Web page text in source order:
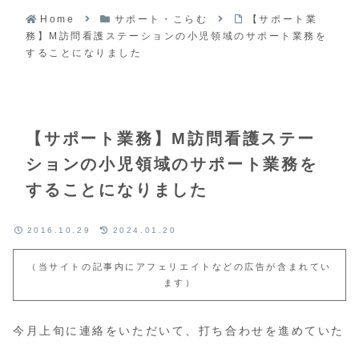
Home サポート・こらむ
【サポート業
務】M訪問看護ステーションの小児領域のサポート業務を
することになりました
【サポート業務】M訪問看護ステー
ションの小児領域のサポート業務を
することになりました
2016.10.29 2024.01.20
（当サイトの記事内にアフェリエイトなどの広告が含まれてい
ます）
今月上旬に連絡をいただいて、打ち合わせを進めていた